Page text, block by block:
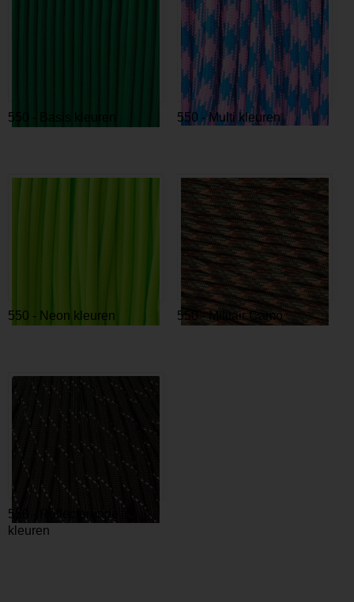
550 - Basis kleuren 550 - Multi kleuren
550 - Neon kleuren 550 - Militair Camo
550 - Reflecterende
kleuren